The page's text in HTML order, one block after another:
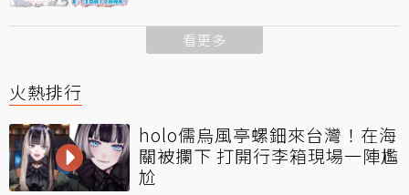
看更多
火熱排行
holo儒烏風亭螺鈿來台灣！在海
關被攔下 打開行李箱現場一陣尷
尬